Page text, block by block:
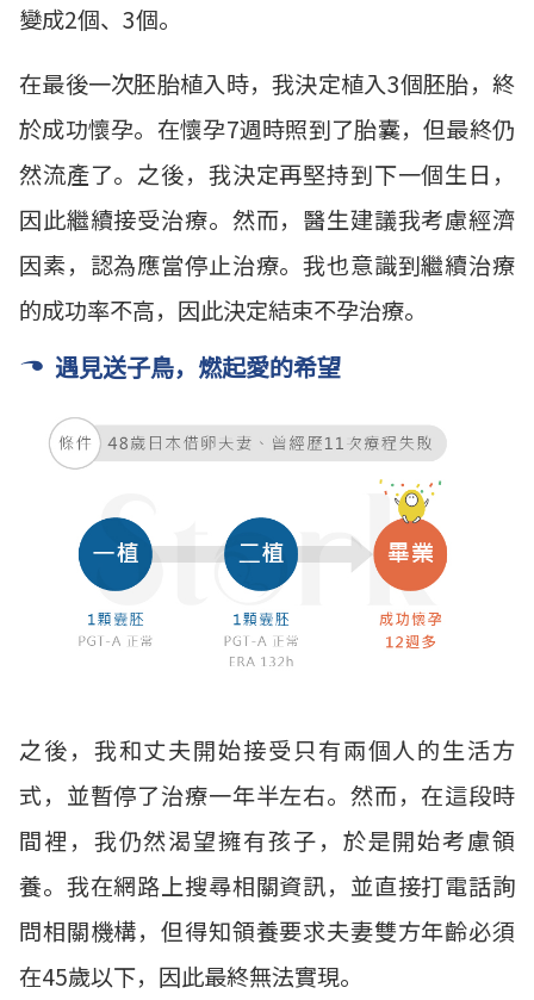
變成2個、3個。
在最後一次胚胎植入時，我決定植入3個胚胎，終
於成功懷孕。在懷孕7週時照到了胎囊，但最終仍
然流產了。之後，我決定再堅持到下一個生日，
因此繼續接受治療。然而，醫生建議我考慮經濟
因素，認為應當停止治療。我也意識到繼續治療
的成功率不高，因此決定結束不孕治療。
遇見送子鳥，燃起愛的希望
之後，我和丈夫開始接受只有兩個人的生活方
式，並暫停了治療一年半左右。然而，在這段時
間裡，我仍然渴望擁有孩子，於是開始考慮領
養。我在網路上搜尋相關資訊，並直接打電話詢
問相關機構，但得知領養要求夫妻雙方年齡必須
在45歲以下，因此最終無法實現。